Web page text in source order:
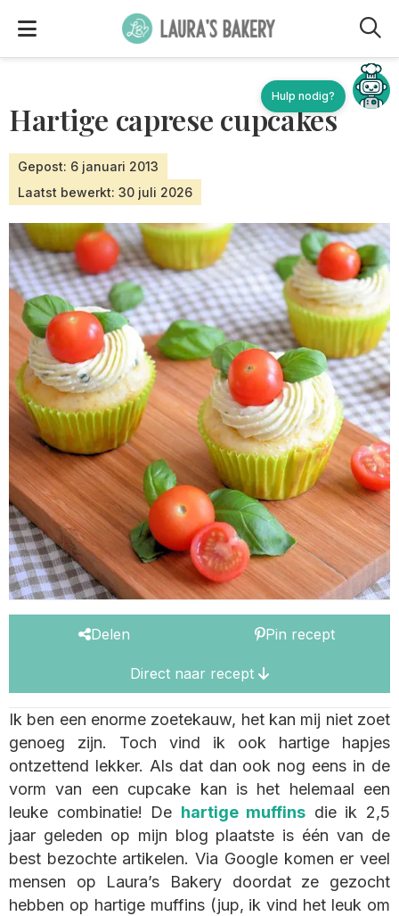
Hartige caprese cupcakes
Gepost: 6 januari 2013
Laatst bewerkt: 30 juli 2026
Delen Pin recept
Direct naar recept
Ik ben een enorme zoetekauw, het kan mij niet zoet
genoeg zijn. Toch vind ik ook hartige hapjes
ontzettend lekker. Als dat dan ook nog eens in de
vorm van een cupcake kan is het helemaal een
leuke combinatie! De hartige muffins die ik 2,5
jaar geleden op mijn blog plaatste is één van de
best bezochte artikelen. Via Google komen er veel
mensen op Laura’s Bakery doordat ze gezocht
hebben op hartige muffins (jup, ik vind het leuk om